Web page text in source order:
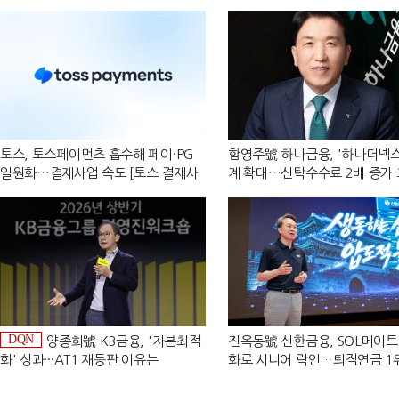
토스, 토스페이먼츠 흡수해 페이·PG
일원화…결제사업 속도 [토스 결제사
함영주號 하나금융, '하나더넥
계 확대…신탁수수료 2배 증가
DQN
양종희號 KB금융, '자본최적
화' 성과···AT1 재등판 이유는
진옥동號 신한금융, SOL메이
화로 시니어 락인…퇴직연금 1